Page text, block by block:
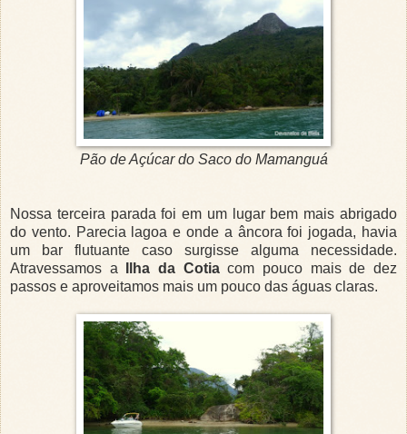
Pão de Açúcar do Saco do Mamanguá
Nossa terceira parada foi em um lugar bem mais abrigado
do vento. Parecia lagoa e onde a âncora foi jogada, havia
um bar flutuante caso surgisse alguma necessidade.
Atravessamos a
Ilha da Cotiacom pouco mais de dez
passos e aproveitamos mais um pouco das águas claras.